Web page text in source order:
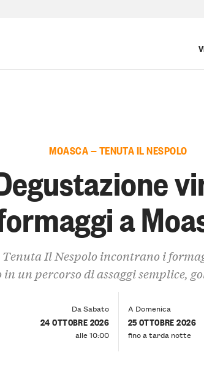
MOASCA — TENUTA IL NESPOLO
a
Il Nespolo incontrano i
un percorso di assaggi semplice,
Da Sabato
24 OTTOBRE 2026
alle 10:00
A Domenica
25 OTTOBRE 2026
fino a tarda notte